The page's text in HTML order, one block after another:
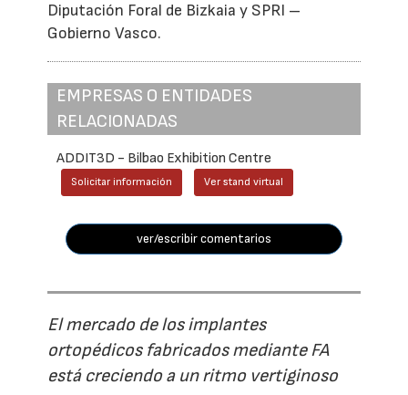
Diputación Foral de Bizkaia y SPRI –
Gobierno Vasco.
EMPRESAS O ENTIDADES
RELACIONADAS
ADDIT3D - Bilbao Exhibition Centre
Solicitar información Ver stand virtual
ver/escribir comentarios
El mercado de los implantes
ortopédicos fabricados mediante FA
está creciendo a un ritmo vertiginoso